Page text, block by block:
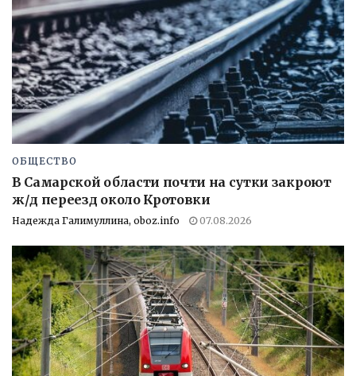
ОБЩЕСТВО
В Самарской области почти на сутки закроют
ж/д переезд около Кротовки
Надежда Галимуллина, oboz.info 07.08.2026